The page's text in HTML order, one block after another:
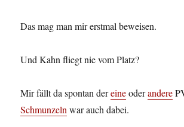
Das mag man mir erstmal beweisen.
Und Kahn fliegt nie vom Platz?
Mir fällt da spontan dereineoderandere
Schmunzelnwar auch dabei.